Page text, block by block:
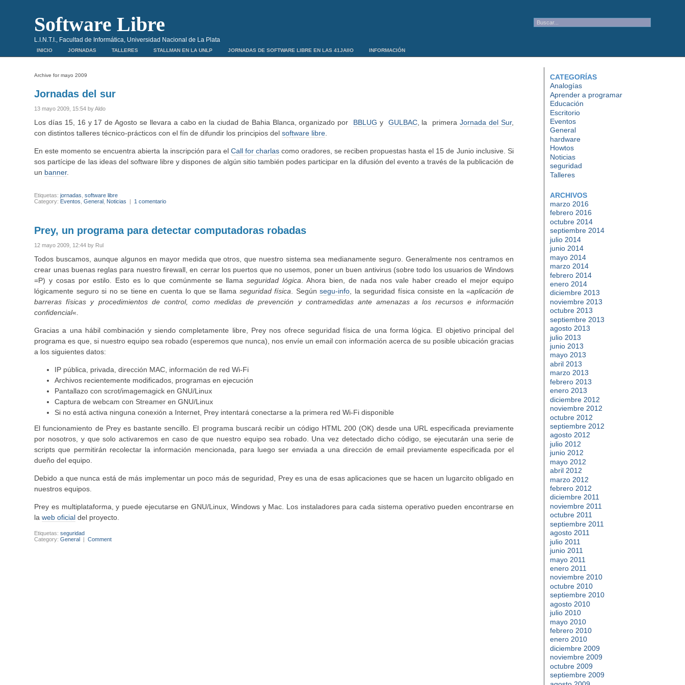
Software Libre
L.I.N.T.I., Facultad de Informática, Universidad Nacional de La Plata
INICIO JORNADAS TALLERES STALLMAN EN LA UNLP JORNADAS DE SOFTWARE LIBRE EN LAS 41JAIIO INFORMACIÓN
Archive for mayo 2009
Jornadas del sur
13 mayo 2009, 15:54 by Aldo
Los días 15, 16 y 17 de Agosto se llevara a cabo en la ciudad de Bahia Blanca, organizado por BBLUG y GULBAC, la primera Jornada del Sur,
con distintos talleres técnico-prácticos con el fín de difundir los principios delsoftware libre
En este momento se encuentra abierta la inscripción para el Call for charlascomo oradores, se reciben propuestas hasta el 15 de Junio inclusive. Si
sos partícipe de las ideas del software libre y dispones de algún sitio también podes participar en la difusión del evento a través de la publicación de
un banner.
Etiquetas:jornadas ,software libre
Category: Eventos ,General Noticias | 1 comentario
Prey, un programa para detectar computadoras robadas
12 mayo 2009, 12:44 by Rul
Todos buscamos, aunque algunos en mayor medida que otros, que nuestro sistema sea medianamente seguro. Generalmente nos centramos en
crear unas buenas reglas para nuestro firewall, en cerrar los puertos que no usemos, poner un buen antivirus (sobre todo los usuarios de Windows
=P) y cosas por estilo. Esto es lo que comúnmente se llamaseguridad lógica . Ahora bien, de nada nos vale haber creado el mejor equipo
lógicamente seguro si no se tiene en cuenta lo que se llama seguridad física . Segúnsegu-info , la seguridad física consiste en la «aplicación de
barreras físicas y procedimientos de control, como medidas de prevención y contramedidas ante amenazas a los recursos e información
confidencial«.
Gracias a una hábil combinación y siendo completamente libre, Prey nos ofrece seguridad física de una forma lógica. El objetivo principal del
programa es que, si nuestro equipo sea robado (esperemos que nunca), nos envíe un email con información acerca de su posible ubicación gracias
a los siguientes datos:
IP pública, privada, dirección MAC, información de red Wi-Fi
Archivos recientemente modificados, programas en ejecución
Pantallazo con scrot/imagemagick en GNU/Linux
Captura de webcam con Streamer en GNU/Linux
Si no está activa ninguna conexión a Internet, Prey intentará conectarse a la primera red Wi-Fi disponible
El funcionamiento de Prey es bastante sencillo. El programa buscará recibir un código HTML 200 (OK) desde una URL especificada previamente
por nosotros, y que solo activaremos en caso de que nuestro equipo sea robado. Una vez detectado dicho código, se ejecutarán una serie de
scripts que permitirán recolectar la información mencionada, para luego ser enviada a una dirección de email previamente especificada por el
dueño del equipo.
Debido a que nunca está de más implementar un poco más de seguridad, Prey es una de esas aplicaciones que se hacen un lugarcito obligado en
nuestros equipos.
Prey es multiplataforma, y puede ejecutarse en GNU/Linux, Windows y Mac. Los instaladores para cada sistema operativo pueden encontrarse en
laweb oficial del proyecto.
Etiquetas:seguridad
Category:General |Comment
CATEGORÍAS
Analogías
Aprender a programar
Educación
Escritorio
Eventos
General
hardware
Howtos
Noticias
seguridad
Talleres
ARCHIVOS
marzo 2016
febrero 2016
octubre 2014
septiembre 2014
julio 2014
junio 2014
mayo 2014
marzo 2014
febrero 2014
enero 2014
diciembre 2013
noviembre 2013
octubre 2013
septiembre 2013
agosto 2013
julio 2013
junio 2013
mayo 2013
abril 2013
marzo 2013
febrero 2013
enero 2013
diciembre 2012
noviembre 2012
octubre 2012
septiembre 2012
agosto 2012
julio 2012
junio 2012
mayo 2012
abril 2012
marzo 2012
febrero 2012
diciembre 2011
noviembre 2011
octubre 2011
septiembre 2011
agosto 2011
julio 2011
junio 2011
mayo 2011
enero 2011
noviembre 2010
octubre 2010
septiembre 2010
agosto 2010
julio 2010
mayo 2010
febrero 2010
enero 2010
diciembre 2009
noviembre 2009
octubre 2009
septiembre 2009